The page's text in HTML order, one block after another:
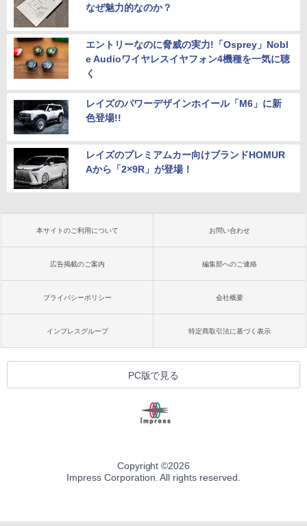
なぜ魅力的なのか？
エントリーなのに脅威の実力!「Osprey」Nobl
e Audioワイヤレスイヤフォン4機種を一気に聴
く
レイズのパワーデザインホイール「M6」に新
色登場!!
レイズのプレミアムカー向けブランドHOMUR
Aから「2×9R」が登場！
本サイトのご利用について お問い合わせ
広告掲載のご案内 編集部へのご連絡
プライバシーポリシー 会社概要
インプレスグループ 特定商取引法に基づく表示
PC版で見る
Copyright ©2026
Impress Corporation. All rights reserved.